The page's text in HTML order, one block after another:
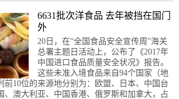
6631批次洋食品 去年被挡在国门
外
20日，在“全国食品安全宣传周”海关
总署主题日活动上，公布了《2017年
中国进口食品质量安全状况》报告。
这些未准入境食品来自94个国家（地
前10位的来源地分别为：欧盟、日本、中国台
、澳大利亚、中国香港、俄罗斯和加拿大，占